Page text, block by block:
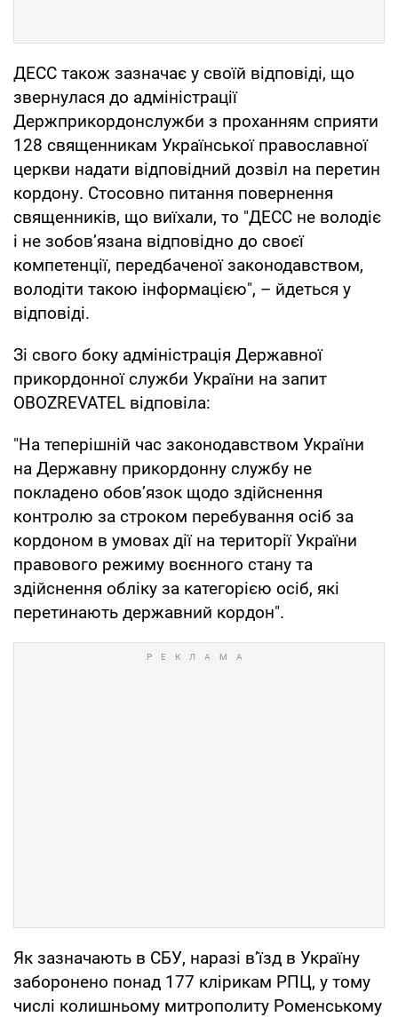
ДЕСС також зазначає у своїй відповіді, що
звернулася до адміністрації
Держприкордонслужби з проханням сприяти
128 священникам Української православної
церкви надати відповідний дозвіл на перетин
кордону. Стосовно питання повернення
священників, що виїхали, то "ДЕСС не володіє
і не зобов’язана відповідно до своєї
компетенції, передбаченої законодавством,
володіти такою інформацією", – йдеться у
відповіді.
Зі свого боку адміністрація Державної
прикордонної служби України на запит
OBOZREVATEL відповіла:
"На теперішній час законодавством України
на Державну прикордонну службу не
покладено обов’язок щодо здійснення
контролю за строком перебування осіб за
кордоном в умовах дії на території України
правового режиму воєнного стану та
здійснення обліку за категорією осіб, які
перетинають державний кордон".
Як зазначають в СБУ, наразі в’їзд в Україну
заборонено понад 177 клірикам РПЦ, у тому
числі колишньому митрополиту Роменському